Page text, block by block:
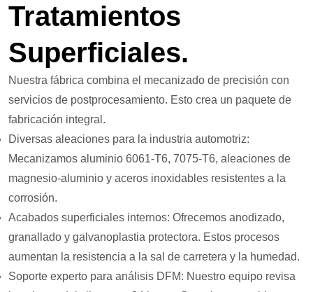
Tratamientos
Superficiales.
Nuestra fábrica combina el mecanizado de precisión con
servicios de postprocesamiento. Esto crea un paquete de
fabricación integral.
Diversas aleaciones para la industria automotriz:
Mecanizamos aluminio 6061-T6, 7075-T6, aleaciones de
magnesio-aluminio y aceros inoxidables resistentes a la
corrosión.
Acabados superficiales internos: Ofrecemos anodizado,
granallado y galvanoplastia protectora. Estos procesos
aumentan la resistencia a la sal de carretera y la humedad.
Soporte experto para análisis DFM: Nuestro equipo revisa